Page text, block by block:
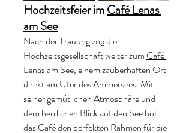
Hochzeitsfeier im Café Lenas
am See
Nach der Trauung zog die
Hochzeitsgesellschaft weiter zum Café
Lenas am See, einem zauberhaften Ort
direkt am Ufer des Ammersees. Mit
seiner gemütlichen Atmosphäre und
dem herrlichen Blick auf den See bot
das Café den perfekten Rahmen für die